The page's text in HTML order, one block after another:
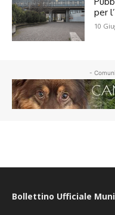
per
10
-
Bollettino Ufficiale